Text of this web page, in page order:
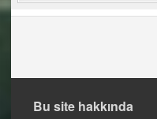
Bu site hakkında